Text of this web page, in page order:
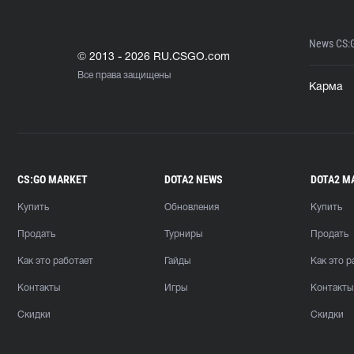
© 2013 - 2026 RU.CSGO.com
Все права защищены
News
Карма
CS:GO MARKET
Купить
Продать
Как это работает
Контакты
Скидки
DOTA2 NEWS
Обновления
Турниры
Гайды
Игры
DOTA2
Купить
Продать
Как это
Контакты
Скидки